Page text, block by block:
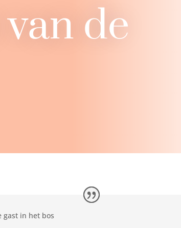
de
gast in het bos